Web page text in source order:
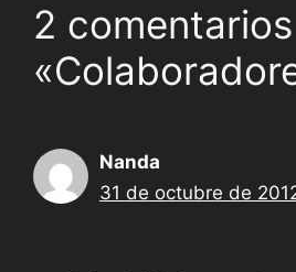
2
Nanda
31 de octubre de